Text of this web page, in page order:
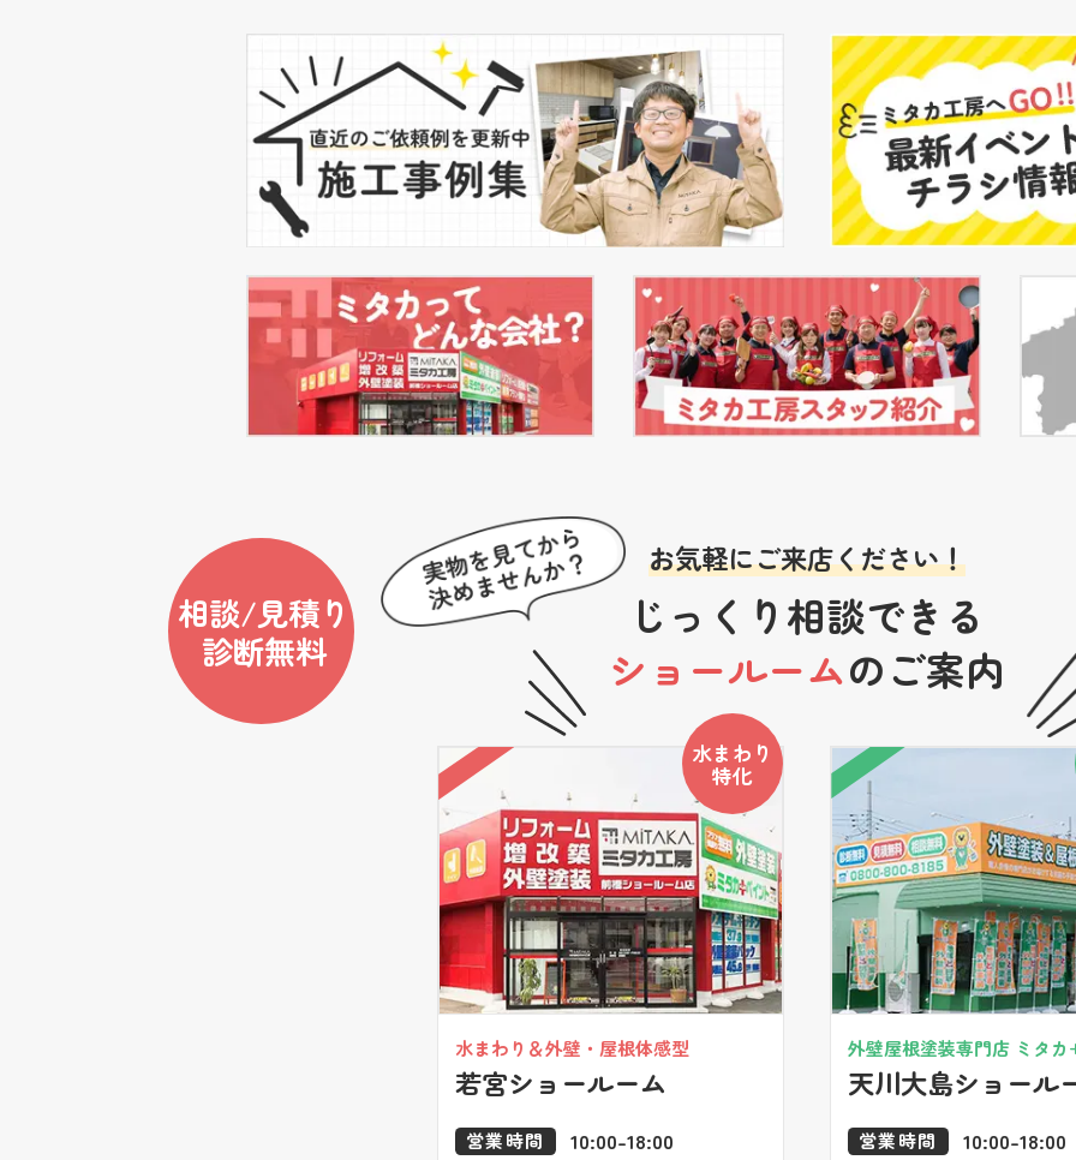
相談/見積り
診断無料
お気軽にご来店ください！
じっくり相談できる
ショールームのご案内
水まわり＆外壁・屋根体感型
若宮ショールーム
水まわり
特化
営業時間 10:00-18:00
外壁屋根塗装専門店 ミタ
天川大島ショール
営業時間 10:00-18:00